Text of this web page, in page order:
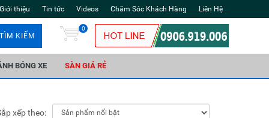
Giới thiệu Tin tức Videos Chăm Sóc Khách Hàng Liên Hệ
TÌM KIẾM
0
BÓNG XE SÀN GIÁ RẺ
xếp theo: